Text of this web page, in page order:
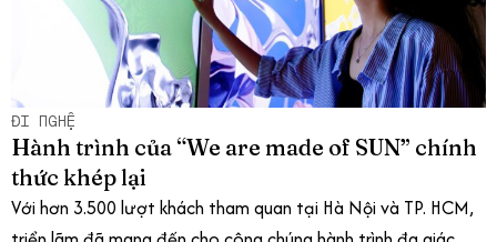
ĐI NGHỆ
Hành trình của “We are made of SUN” chính
thức khép lại
Với hơn 3.500 lượt khách tham quan tại Hà Nội và TP. HCM,